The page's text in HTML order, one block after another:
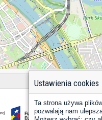
Ustawienia cookies
Ta strona używa
pozwalają nam